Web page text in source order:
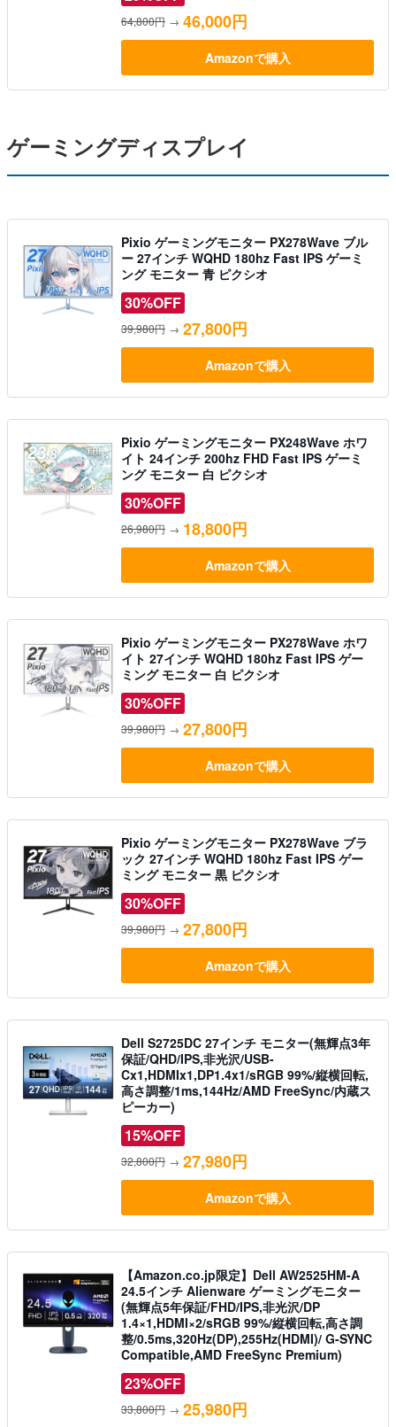
64,800円 → 46,000円
Amazonで購入
ゲーミングディスプレイ
Pixio ゲーミングモニター PX278Wave ブル
ー 27インチ WQHD 180hz Fast IPS ゲーミ
ング モニター 青 ピクシオ
30%OFF
39,980円 → 27,800円
Amazonで購入
Pixio ゲーミングモニター PX248Wave ホワ
イト 24インチ 200hz FHD Fast IPS ゲーミ
ング モニター 白 ピクシオ
30%OFF
26,980円 → 18,800円
Amazonで購入
Pixio ゲーミングモニター PX278Wave ホワ
イト 27インチ WQHD 180hz Fast IPS ゲー
ミング モニター 白 ピクシオ
30%OFF
39,980円 → 27,800円
Amazonで購入
Pixio ゲーミングモニター PX278Wave ブラ
ック 27インチ WQHD 180hz Fast IPS ゲー
ミング モニター 黒 ピクシオ
30%OFF
39,980円 → 27,800円
Amazonで購入
Dell S2725DC 27インチ モニター(無輝点3年
保証/QHD/IPS,非光沢/USB-
Cx1,HDMIx1,DP1.4x1/sRGB 99%/縦横回転,
高さ調整/1ms,144Hz/AMD FreeSync/内蔵ス
ピーカー)
15%OFF
32,800円 → 27,980円
Amazonで購入
【Amazon.co.jp限定】Dell AW2525HM-A
24.5インチ Alienware ゲーミングモニター
(無輝点5年保証/FHD/IPS,非光沢/DP
1.4×1,HDMI×2/sRGB 99%/縦横回転,高さ調
整/0.5ms,320Hz(DP),255Hz(HDMI)/ G-SYNC
Compatible,AMD FreeSync Premium)
23%OFF
33,800円 → 25,980円